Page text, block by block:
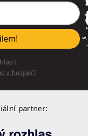
v bezpečí
partner: